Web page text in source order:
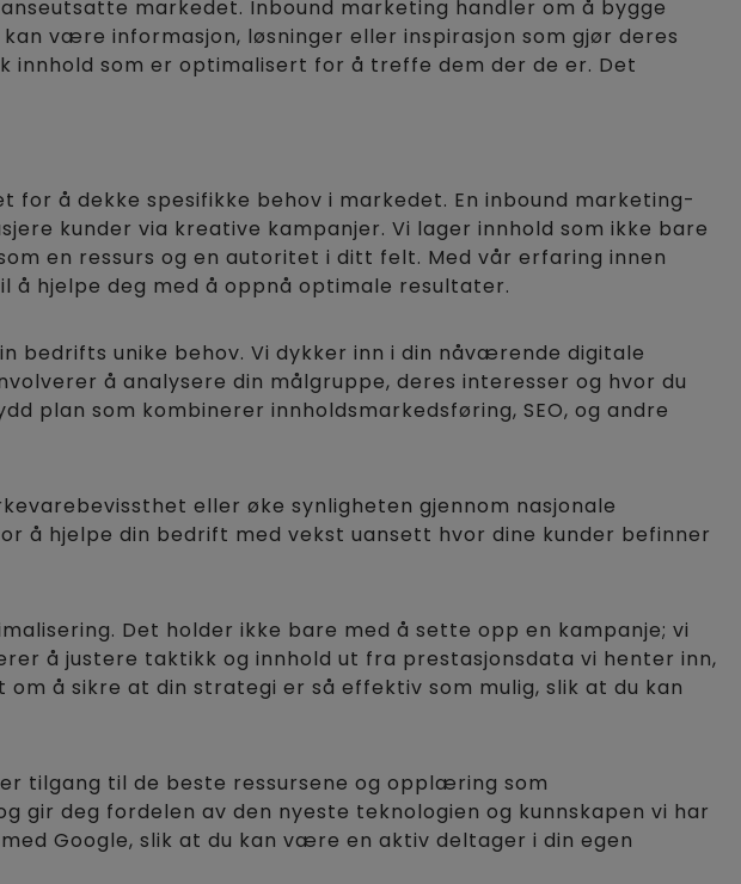
markedet. Inbound marketing handler om å bygge
være informasjon, løsninger eller inspirasjon som gjør deres
innhold som er optimalisert for å treffe dem der de er. Det
å dekke spesifikke behov i markedet. En inbound marketing-
kunder via kreative kampanjer. Vi lager innhold som ikke bare
en ressurs og en autoritet i ditt felt. Med vår erfaring innen
å hjelpe deg med å oppnå optimale resultater.
unike behov. Vi dykker inn i din nåværende digitale
å analysere din målgruppe, deres interesser og hvor du
plan som kombinerer innholdsmarkedsføring, SEO, og andre
eller øke synligheten gjennom nasjonale
å hjelpe din bedrift med vekst uansett hvor dine kunder befinner
Det holder ikke bare med å sette opp en kampanje; vi
å justere taktikk og innhold ut fra prestasjonsdata vi henter inn,
å sikre at din strategi er så effektiv som mulig, slik at du kan
tilgang til de beste ressursene og opplæring som
deg fordelen av den nyeste teknologien og kunnskapen vi har
Google, slik at du kan være en aktiv deltager i din egen